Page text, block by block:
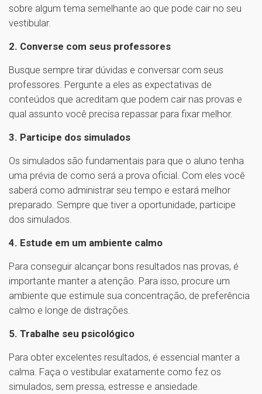
sobre algum tema semelhante ao que pode cair no seu
vestibular.
2. Converse com seus professores
Busque sempre tirar dúvidas e conversar com seus
professores. Pergunte a eles as expectativas de
conteúdos que acreditam que podem cair nas provas e
qual assunto você precisa repassar para fixar melhor.
3. Participe dos simulados
Os simulados são fundamentais para que o aluno tenha
uma prévia de como será a prova oficial. Com eles você
saberá como administrar seu tempo e estará melhor
preparado. Sempre que tiver a oportunidade, participe
dos simulados.
4. Estude em um ambiente calmo
Para conseguir alcançar bons resultados nas provas, é
importante manter a atenção. Para isso, procure um
ambiente que estimule sua concentração, de preferência
calmo e longe de distrações.
5. Trabalhe seu psicológico
Para obter excelentes resultados, é essencial manter a
calma. Faça o vestibular exatamente como fez os
simulados, sem pressa, estresse e ansiedade.